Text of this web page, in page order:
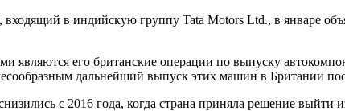
в индийскую группу Tata Motors Ltd., в январе
являются его британские операции по выпуску
дальнейший выпуск этих машин в Британии
с 2016 года, когда страна приняла решение выйти